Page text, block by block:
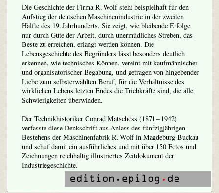
Die Geschichte der Firma R. Wolf steht beispielhaft für den
Aufstieg der deutschen Maschinenindustrie in der zweiten
Hälfte des 19. Jahrhunderts. Sie zeigt, wie bleibende Erfolge
nur durch Güte der Arbeit, durch unermüdliches Streben, das
Beste zu erreichen, erlangt werden können. Die
Lebensgeschichte des Begründers lässt besonders deutlich
erkennen, wie technisches Können, vereint mit kaufmännischer
und organisatorischer Begabung, und getragen von hingebender
Liebe zum selbsterwählten Beruf, für die Verhältnisse des
wirklichen Lebens letzten Endes die Triebkräfte sind, die alle
Schwierigkeiten überwinden.
Der Technikhistoriker Conrad Matschoss (1871 – 1942)
verfasste diese Denkschrift aus Anlass des fünfzigjährigen
Bestehens der Maschinenfabrik R. Wolf in Magdeburg-Buckau
und schuf damit ein ausführliches und mit über 150 Fotos und
Zeichnungen reichhaltig illustriertes Zeitdokument der
Industriegeschichte.